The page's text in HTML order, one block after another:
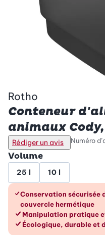
Rotho
Conteneur
animaux
Rédiger un avis Numéro
Volume
25 l 10 l
Les
Conservation sécurisée
couvercle hermétique
Manipulation pratique
Écologique, durable et